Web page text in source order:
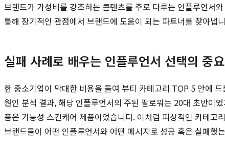
브랜드가 가성비를 강조하는 콘텐츠를 주로 다루는 인플루언서
통해 장기적인 관점에서 브랜드에 도움이 되는 파트너를 찾아냅
실패 사례로 배우는 인플루언서 선택의 중
한 중소기업이 막대한 비용을 들여 뷰티 카테고리 TOP 5 안에
원인 분석 결과, 해당 인플루언서의 주된 팔로워는 20대 초반이
품은 기능성 스킨케어 제품이었습니다. 이처럼 피상적인 카테
브랜드들이 어떤 인플루언서와 어떤 메시지로 성공 혹은 실패했